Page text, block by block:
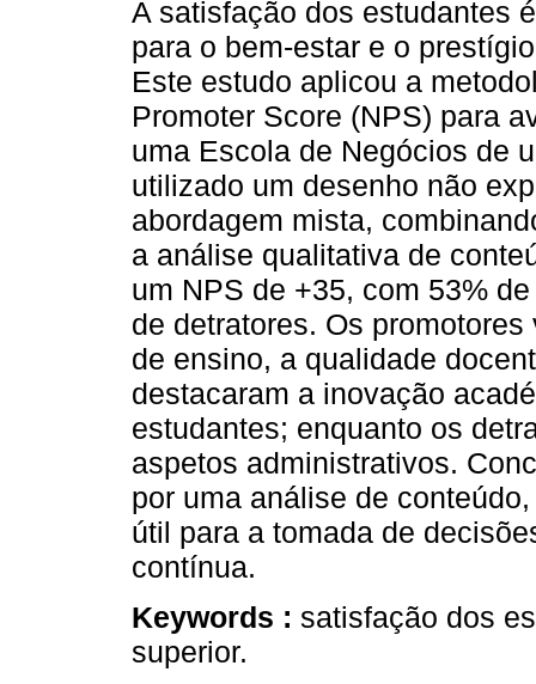
A satisfação dos estudantes
para o bem-estar e o
Este estudo aplicou a
Promoter Score (NPS) para
uma Escola de Negócios de
utilizado um desenho não
abordagem mista,
a análise qualitativa de
um NPS de +35, com 53%
de detratores. Os
de ensino, a qualidade
destacaram a inovação
estudantes; enquanto os
aspetos administrativos.
por uma análise de
útil para a tomada de
contínua.
Keywords : satisfação dos
superior.